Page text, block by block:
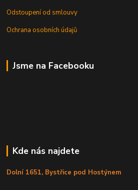
Odstoupení od smlouvy
Ochrana osobních údajů
Jsme na Facebooku
Kde nás najdete
Dolní 1651, Bystřice pod Hostýnem